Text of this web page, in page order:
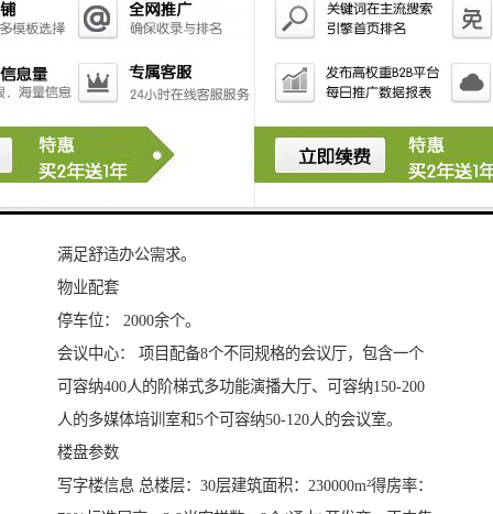
墙结构，在隔绝外部噪音的同时，更注重其热量控制、
暖通空调设备制冷主机应用水蓄冷系统，平衡日间高峰
与夜间低谷用电，利用峰谷电价差异显著减少能耗，真
正做到低碳节能，极大降低企业后期运营成本支出。同
时为保证办公区域的通风与采光，科兴科学园不仅有3.9
满足舒适办公需求。
物业配套
停车位： 2000余个。
会议中心： 项目配备8个不同规格的会议厅，包含一个
可容纳400人的阶梯式多功能演播大厅、可容纳150-200
人的多媒体培训室和5个可容纳50-120人的会议室。
楼盘参数
写字楼信息 总楼层：30层建筑面积：230000m²得房率：